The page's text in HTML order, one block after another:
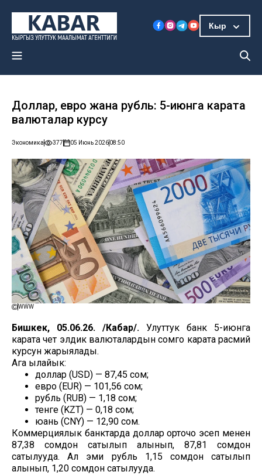
Кыр
Доллар, евро жана рубль: 5-июнга карата
валюталар курсу
Экономика 377 05 Июнь 202608:50
WWW
Бишкек, 05.06.26. /Кабар/. Улуттук банк 5-июнга
карата чет элдик валюталардын сомго карата расмий
курсун жарыялады.
Ага ылайык:
доллар (USD) — 87,45 сом;
евро (EUR) — 101,56 сом;
рубль (RUB) — 1,18 сом;
тенге (KZT) — 0,18 сом;
юань (CNY) — 12,90 сом.
Коммерциялык банктарда доллар орточо эсеп менен
87,38 сомдон сатылып алынып, 87,81 сомдон
сатылууда. Ал эми рубль 1,15 сомдон сатылып
алынып, 1,20 сомдон сатылууда.